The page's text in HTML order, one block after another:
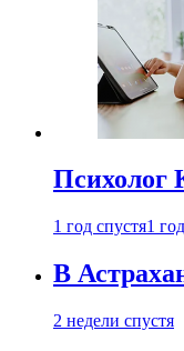
Психолог
1 год спустя1
В
2 недели спустя